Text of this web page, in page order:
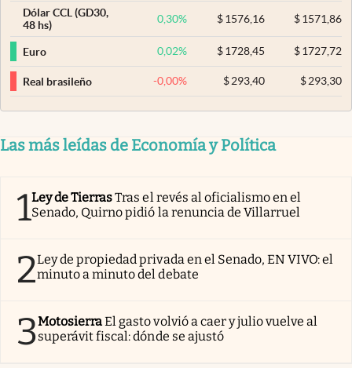
Dólar CCL (GD30,
48 hs)
0,30% $ 1576,16 $1571,86
Euro 0,02% $ 1728,45 $1727,72
Real brasileño -0,00% $293,40 $293,30
Las más leídas de Economía y Política
1Ley de TierrasTras el revés al oficialismo en el
Senado, Quirno pidió la renuncia de Villarruel
2Ley de propiedad privada en el Senado, EN VIVO: el
minuto a minuto del debate
3MotosierraEl gasto volvió a caer y julio vuelve al
superávit fiscal: dónde se ajustó